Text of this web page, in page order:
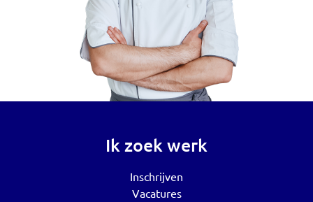
Ik zoek werk
Inschrijven
Vacatures